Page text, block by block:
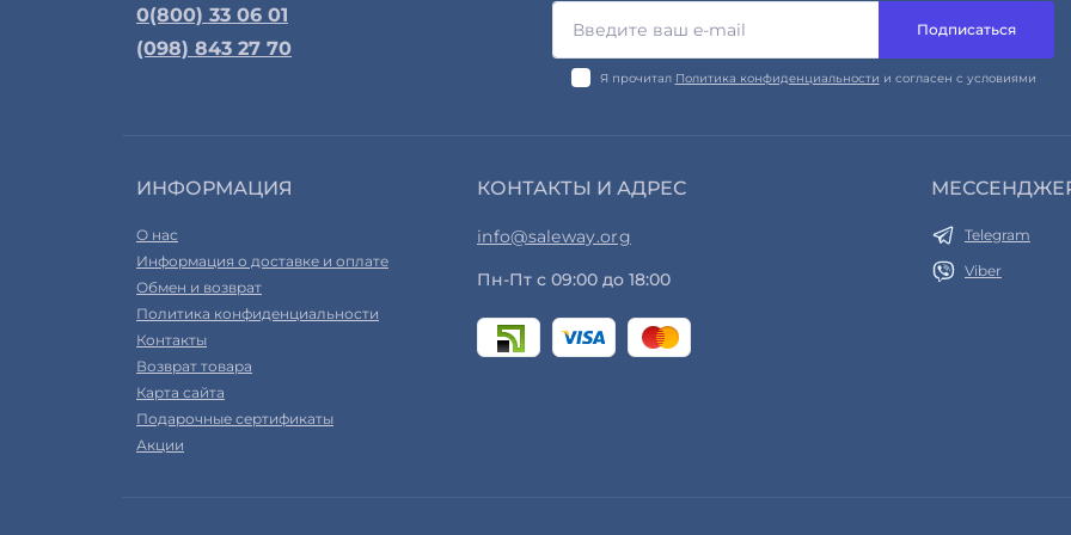
0(800) 33 06 01
(098) 843 27 70
Подписаться
Я прочитал Политика конфиденциальности и согласен с условиями
ИНФОРМАЦИЯ
О нас
Информация о доставке и оплате
Обмен и возврат
Политика конфиденциальности
Контакты
Возврат товара
Карта сайта
Подарочные сертификаты
Акции
КОНТАКТЫ И АДРЕС
info@saleway.org
Пн-Пт с 09:00 до 18:00
Telegram
Viber